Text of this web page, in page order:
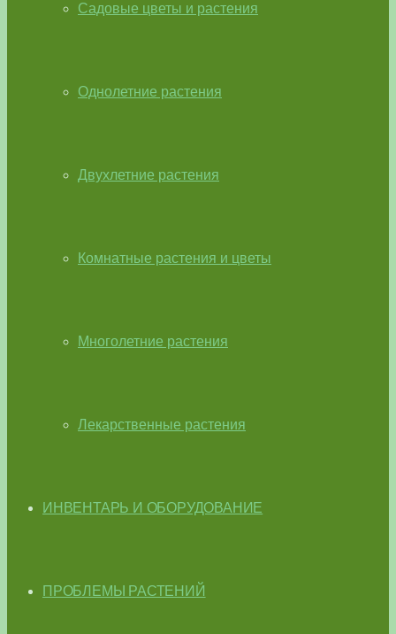
Садовые цветы и растения
Однолетние растения
Двухлетние растения
Комнатные растения и цветы
Многолетние растения
Лекарственные растения
ИНВЕНТАРЬ И ОБОРУДОВАНИЕ
ПРОБЛЕМЫ РАСТЕНИЙ